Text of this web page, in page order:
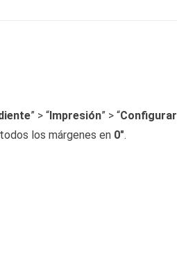
” > “Impresión” > “Configurar
los márgenes en 0".